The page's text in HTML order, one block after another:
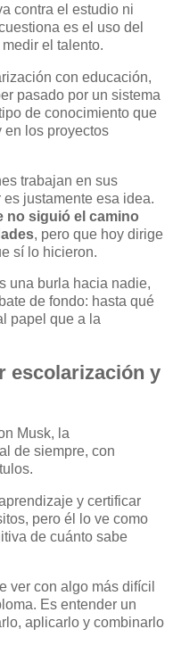
contra el estudio ni
es el uso del
el talento.
con educación,
pasado por un sistema
de conocimiento que
en los proyectos
trabajan en sus
justamente esa idea.
no siguió el camino
, pero que hoy dirige
sí lo hicieron.
una burla hacia nadie,
de fondo: hasta qué
papel que a la
escolarización y
Musk, la
de siempre, con
y certificar
pero él lo ve como
de cuánto sabe
ver con algo más difícil
Es entender un
aplicarlo y combinarlo